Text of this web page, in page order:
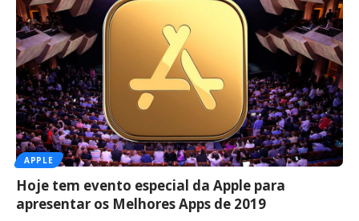
APPLE
Hoje tem evento especial da Apple para
apresentar os Melhores Apps de 2019